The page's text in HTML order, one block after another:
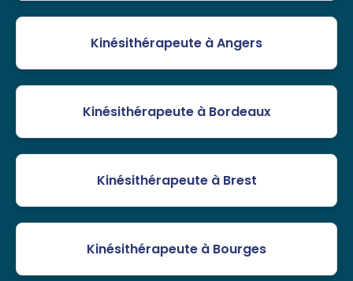
Kinésithérapeute à Angers
Kinésithérapeute à Bordeaux
Kinésithérapeute à Brest
Kinésithérapeute à Bourges